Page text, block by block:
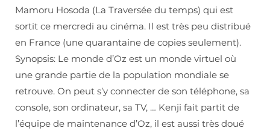
Mamoru Hosoda (La Traversée du temps) qui est
sortit ce mercredi au cinéma. Il est très peu distribué
en France (une quarantaine de copies seulement).
Synopsis: Le monde d’Oz est un monde virtuel où
une grande partie de la population mondiale se
retrouve. On peut s’y connecter de son téléphone, sa
console, son ordinateur, sa TV, … Kenji fait partit de
l’équipe de maintenance d’Oz, il est aussi très doué